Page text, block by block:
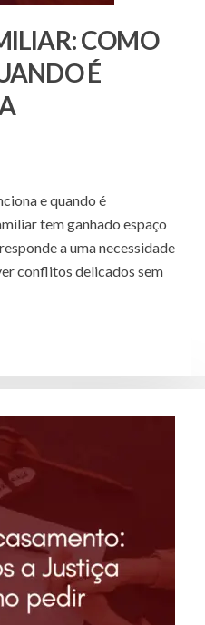
COMO
É
e quando é
tem ganhado espaço
a uma necessidade
conflitos delicados sem